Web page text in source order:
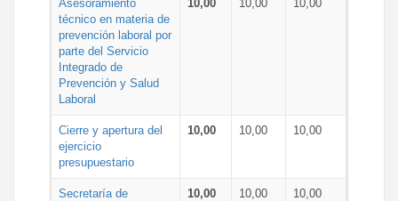
Asesoramiento
técnico en materia de
prevención laboral por
parte del Servicio
Integrado de
Prevención y Salud
Laboral
10,00 10,00 10,00
Cierre y apertura del
ejercicio
presupuestario
10,00 10,00 10,00
Secretaría de
10,00 10,00 10,00